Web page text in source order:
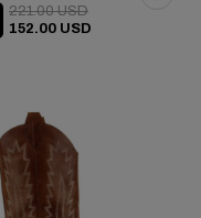
152.00 USD
221.00 USD